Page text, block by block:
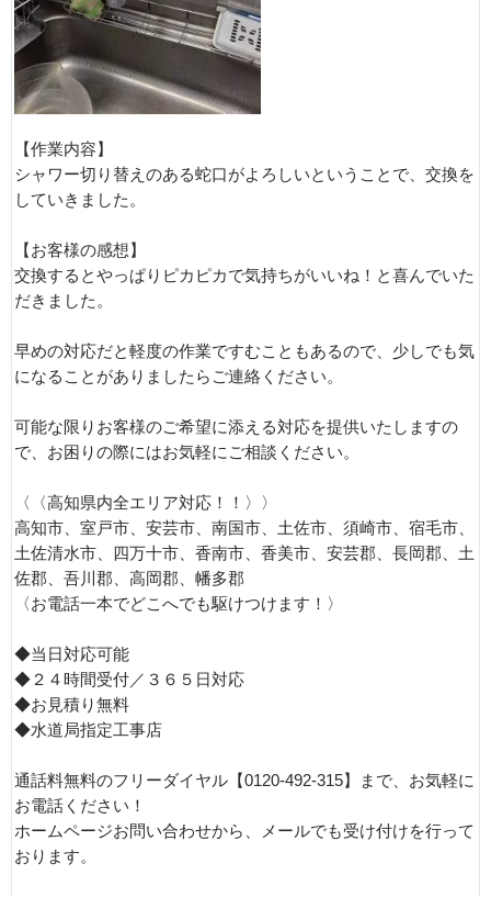
【作業内容】
シャワー切り替えのある蛇口がよろしいということで、交換を
していきました。
【お客様の感想】
交換するとやっぱりピカピカで気持ちがいいね！と喜んでいた
だきました。
早めの対応だと軽度の作業ですむこともあるので、少しでも気
になることがありましたらご連絡ください。
可能な限りお客様のご希望に添える対応を提供いたしますの
で、お困りの際にはお気軽にご相談ください。
〈〈高知県内全エリア対応！！〉〉
高知市、室戸市、安芸市、南国市、土佐市、須崎市、宿毛市、
土佐清水市、四万十市、香南市、香美市、安芸郡、長岡郡、土
佐郡、吾川郡、高岡郡、幡多郡
〈お電話一本でどこへでも駆けつけます！〉
◆当日対応可能
◆２４時間受付／３６５日対応
◆お見積り無料
◆水道局指定工事店
通話料無料のフリーダイヤル【0120-492-315】まで、お気軽に
お電話ください！
ホームページお問い合わせから、メールでも受け付けを行って
おります。